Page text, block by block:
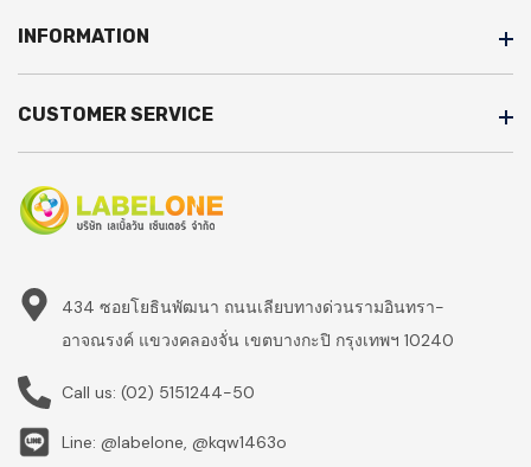
INFORMATION
CUSTOMER SERVICE
434 ซอยโยธินพัฒนา ถนนเลียบทางด่วนรามอินทรา-
อาจณรงค์ แขวงคลองจั่น เขตบางกะปิ กรุงเทพฯ 10240
Call us: (02) 5151244-50
Line: @labelone, @kqw1463o